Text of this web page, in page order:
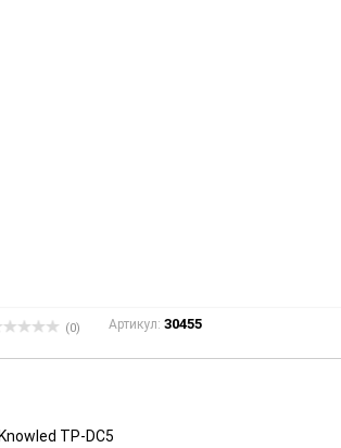
(0) Артикул: 30455
TP-DC5